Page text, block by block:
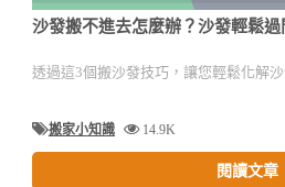
沙發搬不進去怎麼辦？沙發輕鬆
透過這3個搬沙發技巧，讓您輕鬆化解沙
搬家小知識 14.9K
閱讀文章